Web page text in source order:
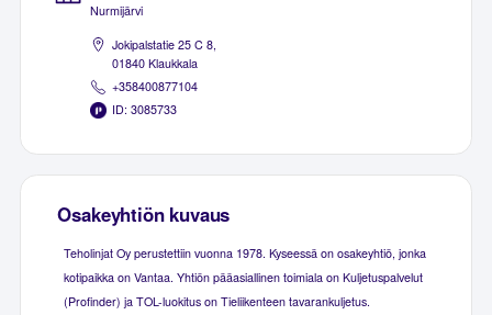
Nurmijärvi
Jokipalstatie 25 C 8,
01840 Klaukkala
+358400877104
ID: 3085733
Osakeyhtiön kuvaus
Teholinjat Oy perustettiin vuonna 1978. Kyseessä on osakeyhtiö, jonka
kotipaikka on Vantaa. Yhtiön pääasiallinen toimiala on Kuljetuspalvelut
(Profinder) ja TOL-luokitus on Tieliikenteen tavarankuljetus.